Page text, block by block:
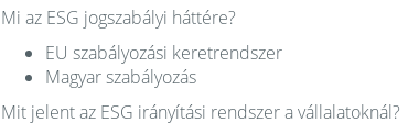
Mi az ESG jogszabályi háttére?
EU szabályozási keretrendszer
Magyar szabályozás
Mit jelent az ESG irányítási rendszer a vállalatoknál?